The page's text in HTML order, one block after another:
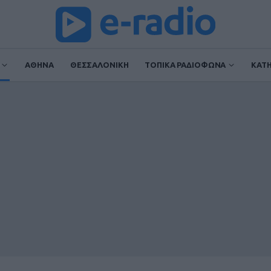
ΑΘΗΝΑ ΘΕΣΣΑΛΟΝΙΚΗ ΤΟΠΙΚΑ ΡΑΔΙΟΦΩΝΑ